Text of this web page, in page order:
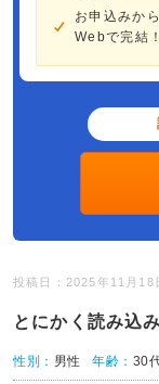
お申込みか
Webで完結！
投稿日：2025年11月18
とにかく読み込
性別： 男性 年齢： 30